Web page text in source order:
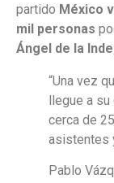
partido México
mil personas
Ángel de la
“Una vez
llegue a su
cerca de
asistentes
Pablo